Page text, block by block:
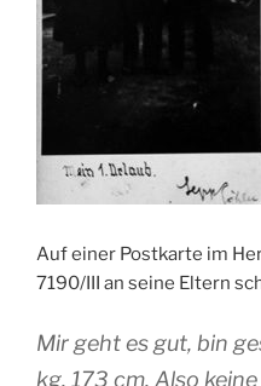
Auf einer Postkarte im
7190/III an seine Eltern
Mir geht es gut, bin
kg. 173 cm. Also